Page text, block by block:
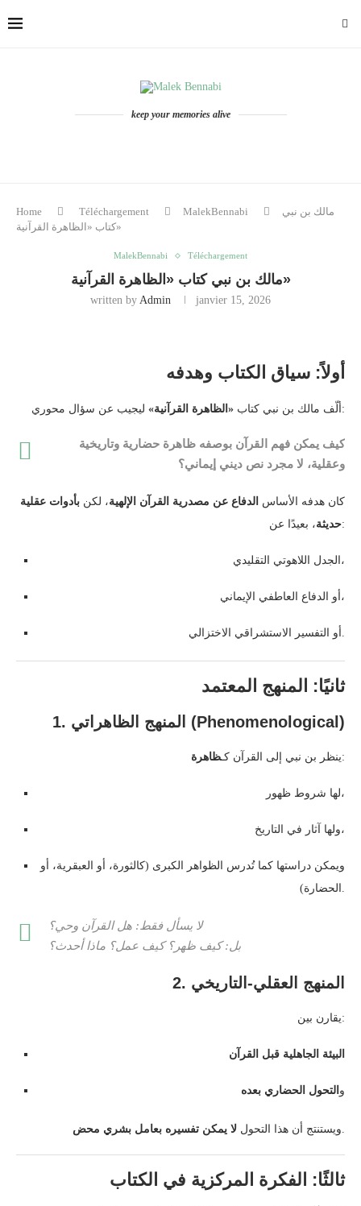
keep your memories alive
Home Téléchargement MalekBennabi
مالك بن نبي
كتاب «الظاهرة القرآنية»
MalekBennabi Téléchargement
مالك بن نبي كتاب «الظاهرة القرآنية»
written by Admin janvier 15, 2026
أولاً: سياق الكتاب وهدفه
ألّف مالك بن نبي كتاب «الظاهرة القرآنية» ليجيب عن سؤال محوري:
كيف يمكن فهم القرآن بوصفه ظاهرة حضارية وتاريخية
وعقلية، لا مجرد نص ديني إيماني؟
كان هدفه الأساس الدفاع عن مصدرية القرآن الإلهية، لكن بأدوات عقلية
حديثة، بعيدًا عن:
الجدل اللاهوتي التقليدي،
أو الدفاع العاطفي الإيماني،
أو التفسير الاستشراقي الاختزالي.
ثانيًا: المنهج المعتمد
1. المنهج الظاهراتي (Phenomenological)
ينظر بن نبي إلى القرآن كـظاهرة :
لها شروط ظهور،
ولها آثار في التاريخ،
ويمكن دراستها كما تُدرس الظواهر الكبرى (كالثورة، أو العبقرية، أو
الحضارة).
لا يسأل فقط: هل القرآن وحي؟
بل:كيف ظهر؟ كيف عمل؟ ماذا أحدث؟
2. المنهج العقلي-التاريخي
يقارن بين:
البيئة الجاهلية قبل القرآن
و التحول الحضاري بعده
ويستنتج أن هذا التحول لا يمكن تفسيره بعامل بشري محض .
ثالثًا: الفكرة المركزية في الكتاب